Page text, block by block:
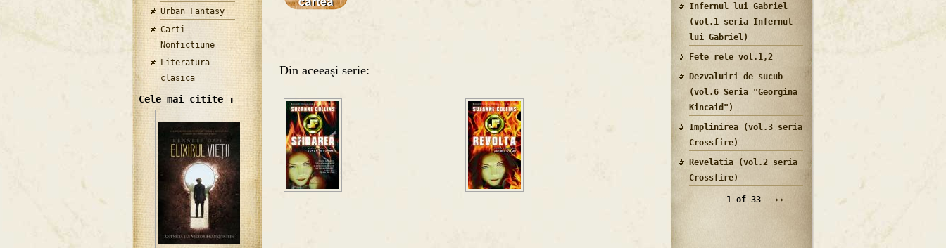
Urban Fantasy
Carti
Nonfictiune
Literatura
clasica
Cele mai citite :
Din aceeaşi serie:
Infernul lui Gabriel
(vol.1 seria Infernul
lui Gabriel)
Fete rele vol.1,2
Dezvaluiri de sucub
(vol.6 Seria "Georgina
Kincaid")
Implinirea (vol.3 seria
Crossfire)
Revelatia (vol.2 seria
Crossfire)
1 of 33 ››